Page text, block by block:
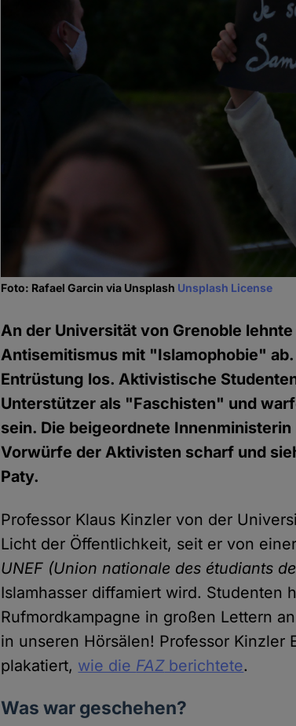
Foto: Rafael Garcin via Unsplash Unsplash License
An der Universität von Grenoble
Antisemitismus mit "Islamophobie"
Entrüstung los. Aktivistische
Unterstützer als "Faschisten" und
sein. Die beigeordnete
Vorwürfe der Aktivisten scharf und
Paty.
Professor Klaus Kinzler von der
Licht der Öffentlichkeit, seit er von
UNEF (Union nationale des étudiants
Islamhasser diffamiert wird. Studenten
Rufmordkampagne in großen Lettern
in unseren Hörsälen! Professor Kinzler
plakatiert, wie die FAZberichtete.
Was war geschehen?